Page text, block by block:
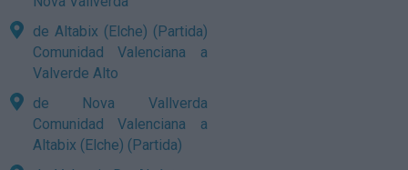
de Altabix (Elche) (Partida)
Comunidad Valenciana a
Valverde Alto
de Nova Vallverda
Comunidad Valenciana a
Altabix (Elche) (Partida)